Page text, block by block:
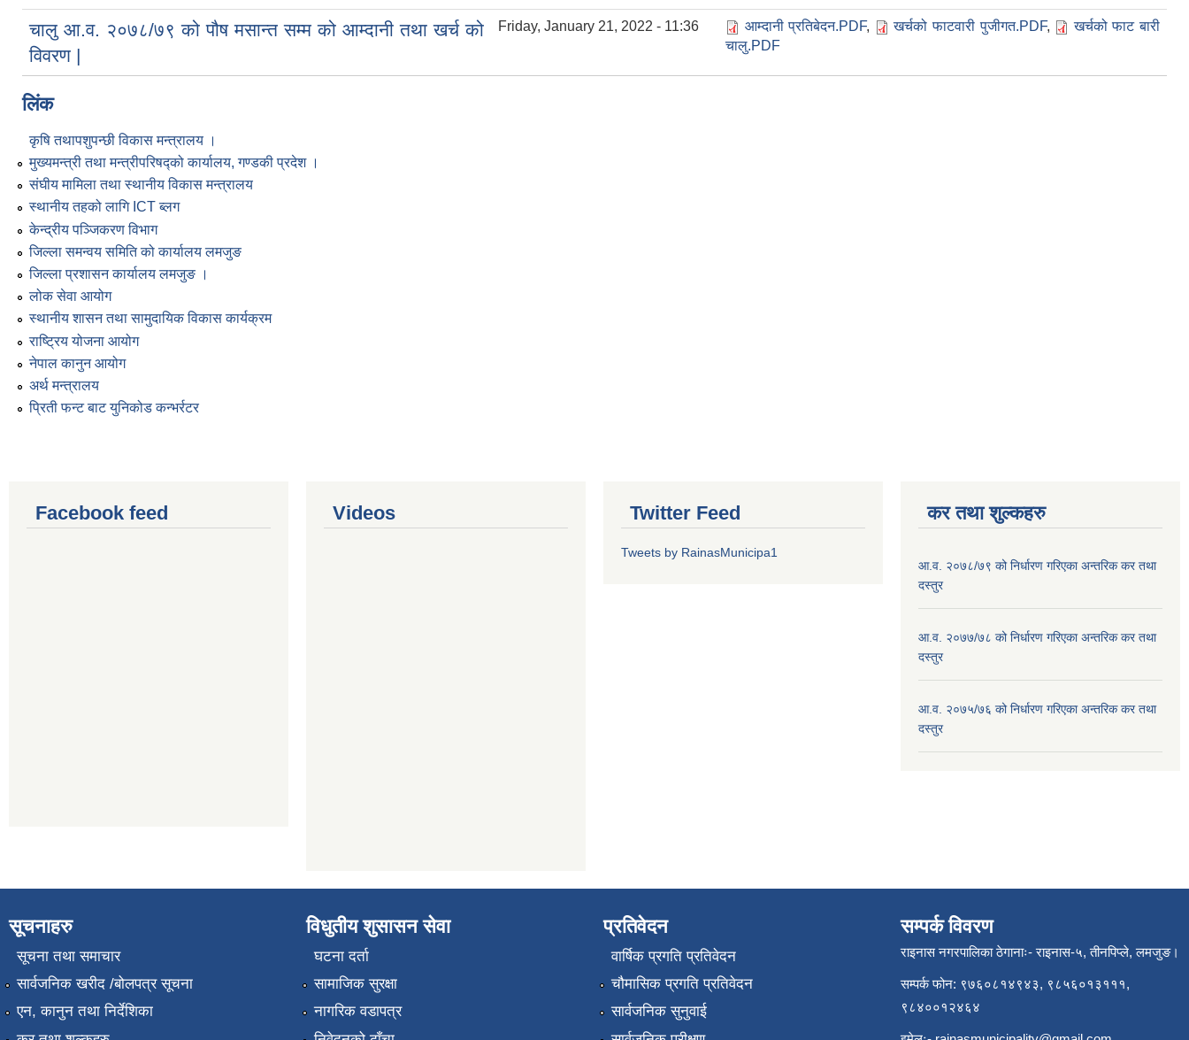
चालु आ.व. २०७८/७९ को पौष मसान्त सम्म को आम्दानी तथा खर्च को
विवरण |
Friday, January 21, 2022 - 11:36 आम्दानी प्रतिबेदन.PDF, खर्चको फाटवारी पुजीगत.PDF,
खर्चको फाट बारी
चालु.PDF
लिंक
कृषि तथापशुपन्छी विकास मन्त्रालय ।
मुख्यमन्त्री तथा मन्त्रीपरिषद्को कार्यालय, गण्डकी प्रदेश ।
संघीय मामिला तथा स्थानीय विकास मन्त्रालय
स्थानीय तहको लागि ICT ब्लग
केन्द्रीय पञ्जिकरण विभाग
जिल्ला समन्वय समिति को कार्यालय लमजुङ
जिल्ला प्रशासन कार्यालय लमजुङ ।
लोक सेवा आयोग
स्थानीय शासन तथा सामुदायिक विकास कार्यक्रम
राष्ट्रिय योजना आयोग
नेपाल कानुन आयोग
अर्थ मन्त्रालय
प्रिती फन्ट बाट युनिकोड कन्भर्रटर
Facebook feed Videos Twitter Feed
Tweets by RainasMunicipa1
कर तथा शुल्कहरु
आ.व. २०७८/७९ को निर्धारण गरिएका अन्तरिक कर तथा
दस्तुर
आ.व. २०७७/७८ को निर्धारण गरिएका अन्तरिक कर तथा
दस्तुर
आ.व. २०७५/७६ को निर्धारण गरिएका अन्तरिक कर तथा
दस्तुर
सूचनाहरु
सूचना तथा समाचार
सार्वजनिक खरीद /बोलपत्र सूचना
एन, कानुन तथा निर्देशिका
विधुतीय शुसासन सेवा
घटना दर्ता
सामाजिक सुरक्षा
नागरिक वडापत्र
प्रतिवेदन
वार्षिक प्रगति प्रतिवेदन
चौमासिक प्रगति प्रतिवेदन
सार्वजनिक सुनुवाई
सम्पर्क विवरण
राइनास नगरपालिका ठेगानाः- राइनास-५, तीनपिप्ले, लमजुङ।
सम्पर्क फोन: ९७६०८१४९४३, ९८५६०१३१११,
९८४००१२४६४